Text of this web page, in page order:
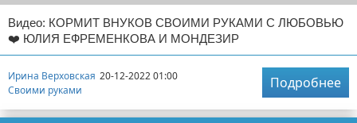
Видео: КОРМИТ ВНУКОВ СВОИМИ РУКАМИ С ЛЮБОВЬЮ
❤️ ЮЛИЯ ЕФРЕМЕНКОВА И МОНДЕЗИР
Ирина Верховская 20-12-2022 01:00
Своими руками
Подробнее